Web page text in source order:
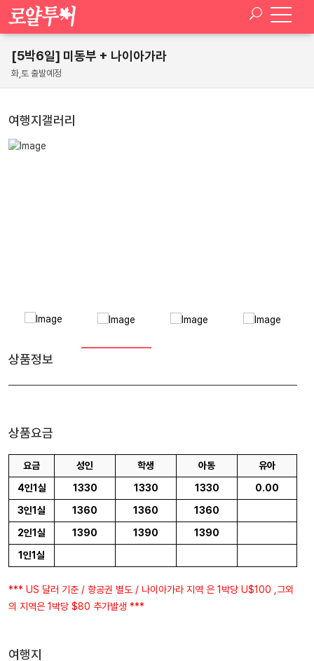
[5박6일] 미동부 + 나이아가라
화,토 출발예정
여행지갤러리
상품정보
상품요금
요금 성인 학생 아동
유아
4인1실
1330 1330 1330
0.00
3인1실
1360 1360
1360
2인1실
1390 1390
1390
1인1실
*** US 달러 기준 / 항공권 별도 / 나이아가라 지역 은 1박당 U$100 ,그외
의 지역은 1박당 $80 추가발생 ***
여행지